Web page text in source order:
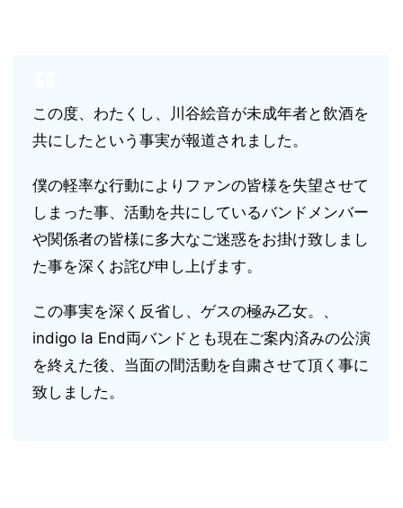
この度、わたくし、川谷絵音が未成年者と飲酒を
共にしたという事実が報道されました。
僕の軽率な行動によりファンの皆様を失望させて
しまった事、活動を共にしているバンドメンバー
や関係者の皆様に多大なご迷惑をお掛け致しまし
た事を深くお詫び申し上げます。
この事実を深く反省し、ゲスの極み乙女。、
indigo la End両バンドとも現在ご案内済みの公演
を終えた後、当面の間活動を自粛させて頂く事に
致しました。